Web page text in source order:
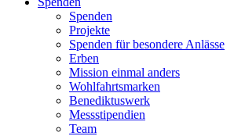
Spenden
Projekte
Spenden für besondere Anlässe
Erben
Mission einmal anders
Wohlfahrtsmarken
Benediktuswerk
Messstipendien
Team